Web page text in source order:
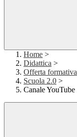
Home >
Didattica >
Offerta formativa
Scuola 2.0 >
Canale YouTube